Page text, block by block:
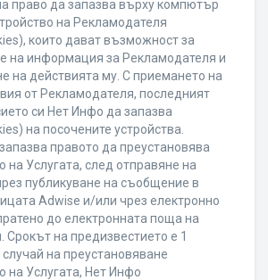
право да запазва върху компютър
на Рекламодателя
които дават възможност за
на информация за Рекламодателя и
на действията му. С приемането на
от Рекламодателя, последният
си Нет Инфо да запазва
на посочените устройства.
правото да преустановява
на Услугата, след отправяне на
публикуване на съобщение в
Adwise и/или чрез електронно
до електронната поща на
Срокът на предизвестието е 1
на преустановяване
на Услугата, Нет Инфо